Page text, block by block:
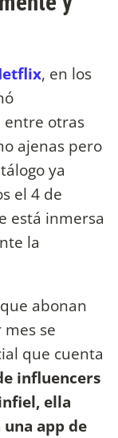
, en los
entre otras
ajenas pero
ya
el 4 de
está inmersa
la
que abonan
se
que cuenta
influencers
ella
app de